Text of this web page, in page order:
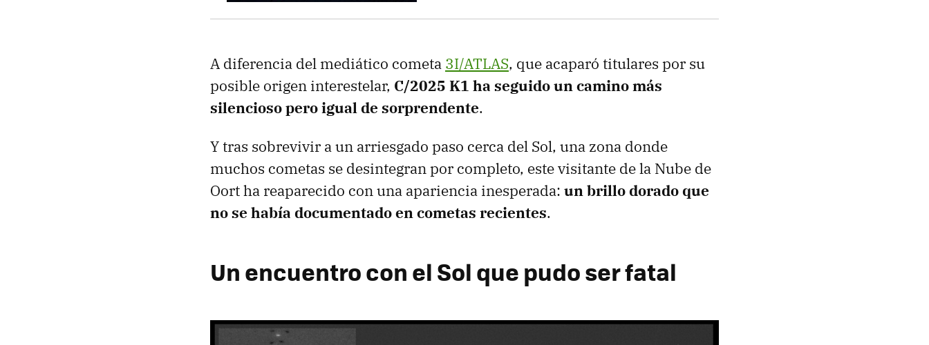
A diferencia del mediático cometa 3I/ATLAS, que acaparó titulares por su
posible origen interestelar, C/2025 K1 ha seguido un camino más
silencioso pero igual de sorprendente.
Y tras sobrevivir a un arriesgado paso cerca del Sol, una zona donde
muchos cometas se desintegran por completo, este visitante de la Nube de
Oort ha reaparecido con una apariencia inesperada: un brillo dorado que
no se había documentado en cometas recientes.
Un encuentro con el Sol que pudo ser fatal